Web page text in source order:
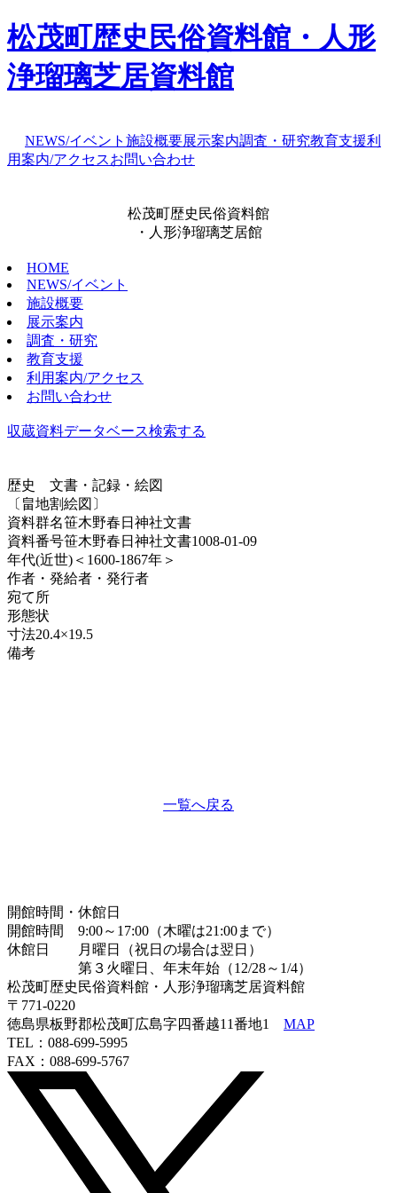
松茂町歴史民俗資料館・人形
浄瑠璃芝居資料館
NEWS/イベント 施設概要展示案内調査・研究教育支援利
用案内/アクセスお問い合わせ
松茂町歴史民俗資料館
・人形浄瑠璃芝居館
HOME
NEWS/イベント
施設概要
展示案内
調査・研究
教育支援
利用案内/アクセス
お問い合わせ
収蔵資料データベース検索する
歴史
文書・記録・絵図
〔畠地割絵図〕
資料群名笹木野春日神社文書
資料番号笹木野春日神社文書1008-01-09
年代(近世)＜1600-1867年＞
作者・発給者・発行者
宛て所
形態状
寸法20.4×19.5
備考
一覧へ戻る
開館時間・休館日
開館時間 9:00～17:00（木曜は21:00まで）
休館日 月曜日（祝日の場合は翌日）
第３火曜日、年末年始（12/28～1/4）
松茂町歴史民俗資料館・人形浄瑠璃芝居資料館
〒771-0220
徳島県板野郡松茂町広島字四番越11番地1 MAP
TEL：088-699-5995
FAX：088-699-5767